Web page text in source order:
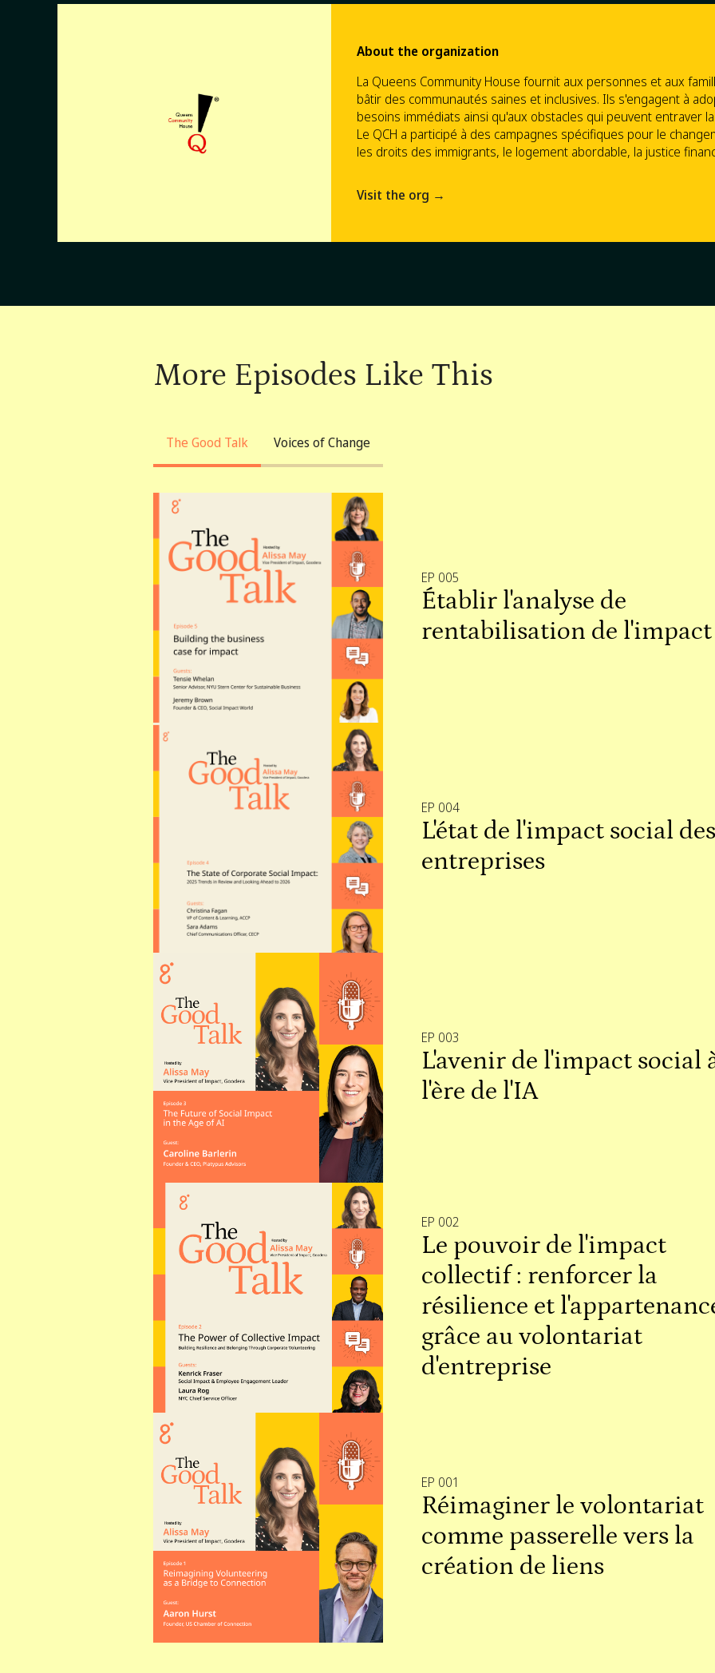
About the organization
La Queens Community House fournit aux personnes et aux
bâtir des communautés saines et inclusives. Ils s'engagent à
besoins immédiats ainsi qu'aux obstacles qui peuvent entraver
Le QCH a participé à des campagnes spécifiques pour le
les droits des immigrants, le logement abordable, la justice
Visit the org →
More Episodes Like This
The Good Talk Voices of Change
EP 005
Établir l'analyse de
rentabilisation de l'impact
EP 004
L'état de l'impact social des
entreprises
EP 003
L'avenir de l'impact social
l'ère de l'IA
EP 002
Le pouvoir de l'impact
collectif : renforcer la
résilience et
grâce au volontariat
d'entreprise
EP 001
Réimaginer le volontariat
comme passerelle vers la
création de liens